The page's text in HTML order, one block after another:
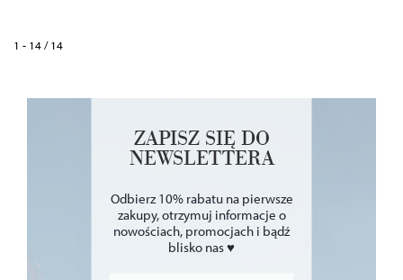
1 - 14 / 14
ZAPISZ SIĘ DO
NEWSLETTERA
Odbierz 10% rabatu na pierwsze
zakupy, otrzymuj informacje o
nowościach, promocjach i bądź
blisko nas ♥